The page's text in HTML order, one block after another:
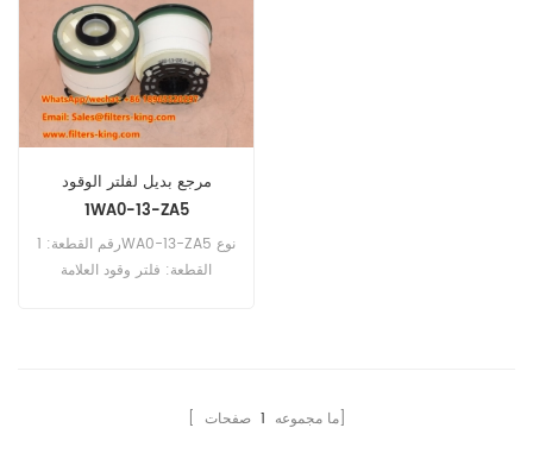
مرجع بديل لفلتر الوقود
1WA0-13-ZA5
رقم القطعة: 1WA0-13-ZA5 نوع
القطعة: فلتر وقود العلامة
[ ما مجموعه 1 صفحات]